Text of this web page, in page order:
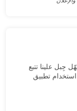
جِبل علينا تتبع
تطبيق